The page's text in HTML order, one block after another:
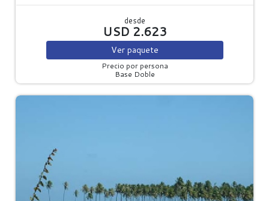
desde
USD 2.623
Ver paquete
Precio por persona
Base Doble